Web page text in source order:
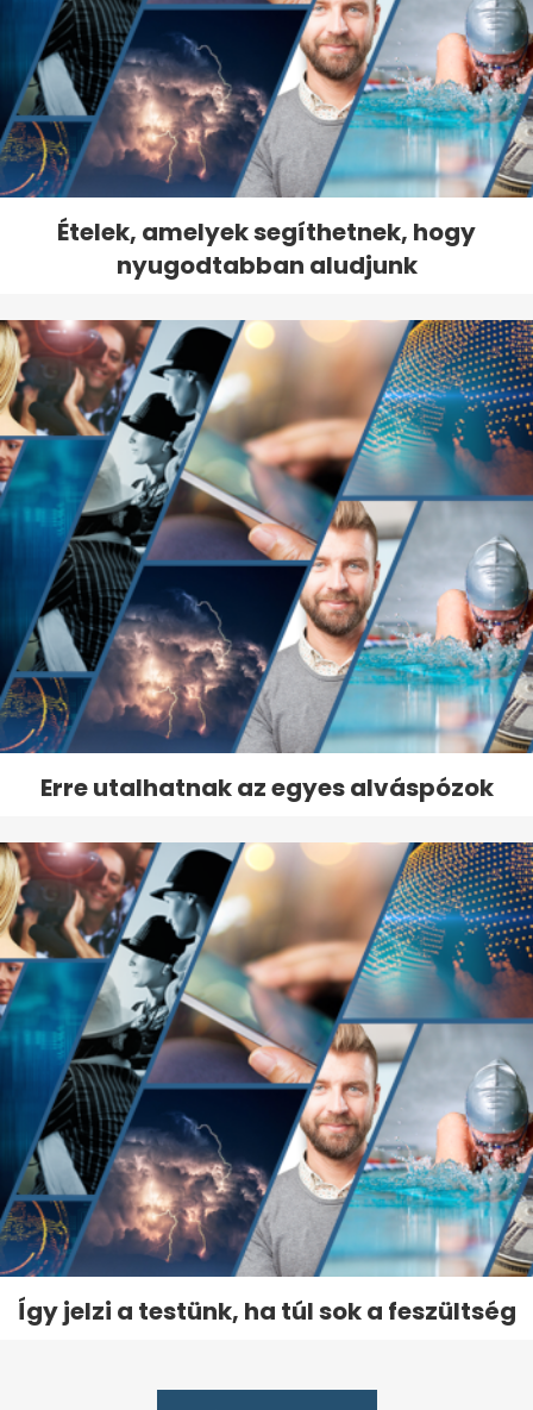
Ételek, amelyek segíthetnek, hogy
nyugodtabban aludjunk
Erre utalhatnak az egyes alváspózok
Így jelzi a testünk, ha túl sok a feszültség